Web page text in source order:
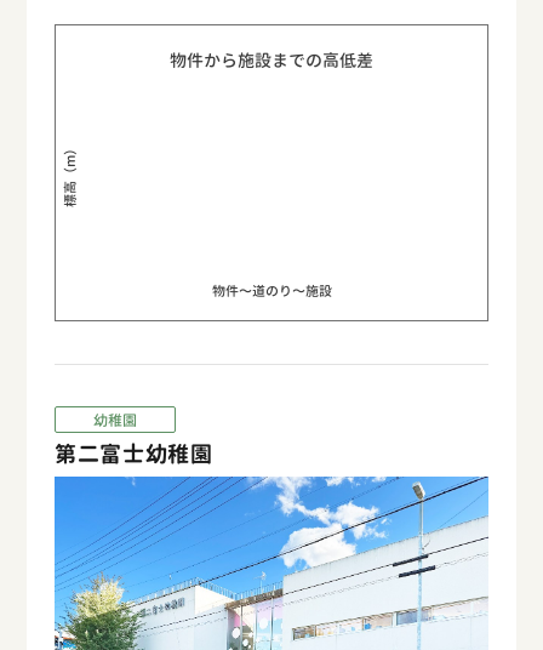
物件から施設までの高低差
標高（m）
物件〜道のり〜施設
幼稚園
第二富士幼稚園